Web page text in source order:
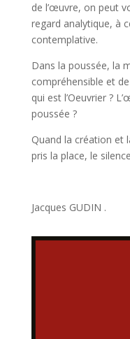
de l’œuvre, on peut
regard analytique, à
contemplative.
Dans la poussée, la
compréhensible et
qui est l’Oeuvrier ?
poussée ?
Quand la création et
pris la place, le
Jacques GUDIN .